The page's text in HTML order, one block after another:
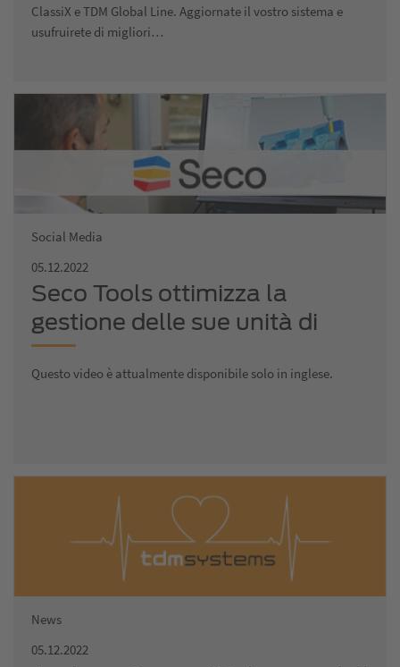
ClassiX e TDM Global Line. Aggiornate il vostro sistema e
usufruirete di migliori…
Social Media
05.12.2022
Seco Tools ottimizza la
gestione delle sue unità di
produzione con le soluzioni
software TDM
Questo video è attualmente disponibile solo in inglese.
News
05.12.2022